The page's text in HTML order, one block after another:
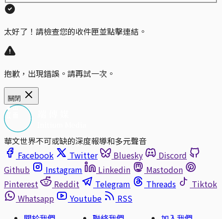
太好了！請檢查您的收件匣並點擊連結。
抱歉，出現錯誤。請再試一次。
關閉
華文世界不可或缺的深度報導和多元聲音
Facebook
Twitter Bluesky
Discord
Github
Instagram Linkedin
Mastodon
Pinterest
Reddit Telegram Threads
Tiktok
Whatsapp
Youtube
RSS